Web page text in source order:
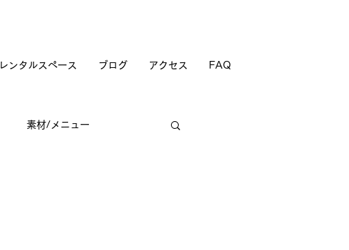
レンタルスペース ブログ アクセス FAQ
素材/メニュー